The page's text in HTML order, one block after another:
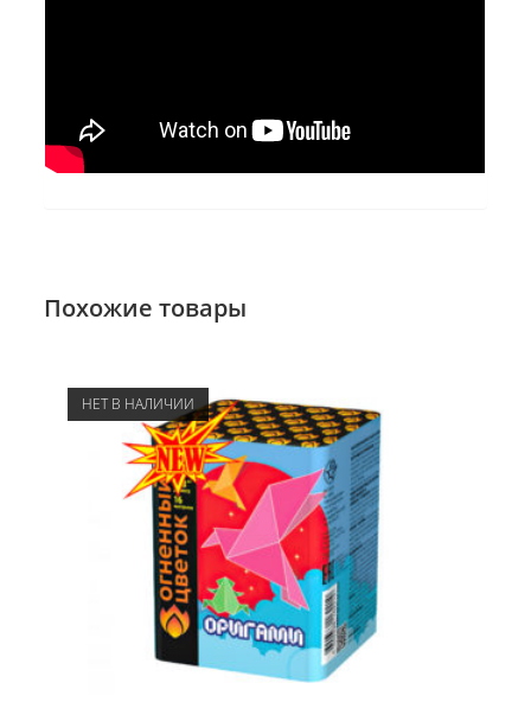
Похожие товары
НЕТ В НАЛИЧИИ